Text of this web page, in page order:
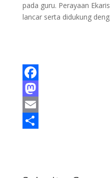
pada guru. Perayaan
lancar serta didukung
F
a
c
M
aE